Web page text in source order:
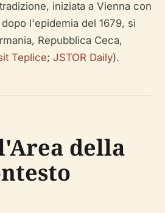
iniziata a Vienna con
l'epidemia del 1679, si
Repubblica Ceca,
Teplice; JSTOR Daily).
della